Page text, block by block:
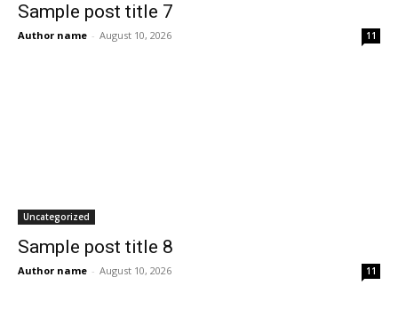
Sample post title 7
Author name - August 10, 2026 11
Uncategorized
Sample post title 8
Author name - August 10, 2026 11